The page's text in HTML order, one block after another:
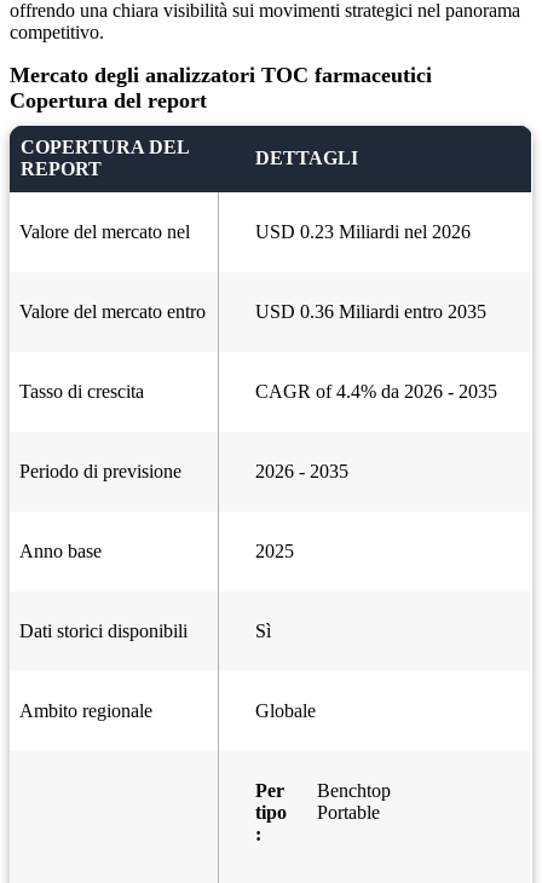
offrendo una chiara visibilità sui movimenti strategici nel panorama
competitivo.
Mercato degli analizzatori TOC farmaceutici
Copertura del report
COPERTURA DEL
REPORT
DETTAGLI
Valore del mercato nel USD 0.23 Miliardi nel 2026
Valore del mercato entro USD 0.36 Miliardi entro 2035
Tasso di crescita CAGR of 4.4% da 2026 - 2035
Periodo di previsione 2026 - 2035
Anno base 2025
Dati storici disponibili Sì
Ambito regionale Globale
Per
tipo
:
Benchtop
Portable